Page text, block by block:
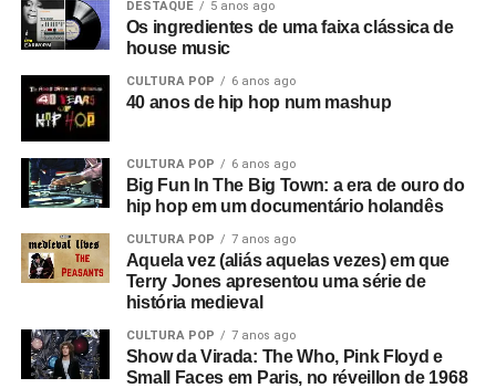
Então o filme passa de “O Desvanecimento de uma Nova
Aurora” para o tema nazista. Mas não era uma nova
Adolf Hitler misturados com Anderton falando sobre
campos de trabalho forçado em uma entrevista que ele
deu a Tony Wilson, curiosamente
era apresentador de talk shows na TV)
como: “Eles serão obrigados a trabalhar como nunca
trabalharam antes”, e isso leva a uma montagem de
anúncios e cenas de ruas do centro de Manchester. Este
é o consumismo – o novo fascismo! Nesse ponto, era
algo local, mas dava a sensação de que algo muito ruim
estava acontecendo e que se tornaria maior.
Então você tem essa coisa de lei e ordem, esse fascismo
DESTAQUE 5 anos ago
Os ingredientes de uma faixa clássica de
house music
CULTURA POP 6 anos ago
40 anos de hip hop num mashup
CULTURA POP 6 anos ago
Big Fun In The Big Town: a era de ouro do
hip hop em um documentário holandês
CULTURA POP 7 anos ago
Aquela vez (aliás aquelas vezes) em que
Terry Jones apresentou uma série de
história medieval
CULTURA POP 7 anos ago
Show da Virada: The Who, Pink Floyd e
Small Faces em Paris, no réveillon de 1968